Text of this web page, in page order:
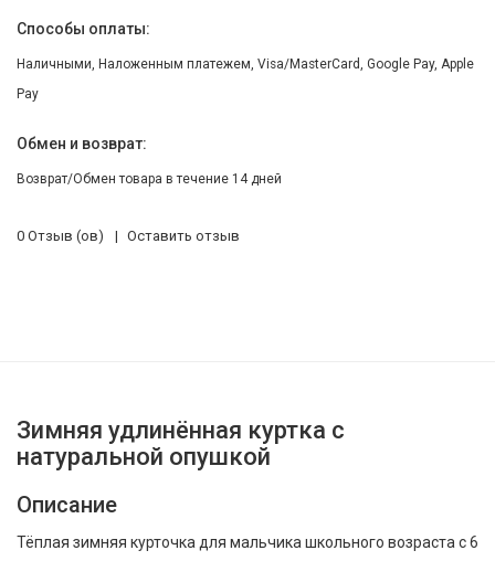
Способы оплаты:
Наличными, Наложенным платежем, Visa/MasterCard, Google Pay, Apple
Pay
Обмен и возврат:
Возврат/Обмен товара в течение 14 дней
0 Отзыв (ов) Оставить отзыв
Зимняя удлинённая куртка с
натуральной опушкой
Описание
Тёплая зимняя курточка для мальчика школьного возраста с 6